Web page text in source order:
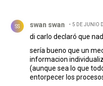
SS swan swan 5 DE JUNIO
di carlo declaró que
sería bueno que un
informacion
(aunque sea lo que
entorpecer los